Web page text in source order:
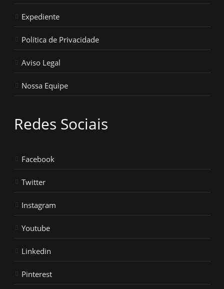
Expediente
Política de Privacidade
Aviso Legal
Nossa Equipe
Redes Sociais
Facebook
Twitter
Instagram
Youtube
Linkedin
Pinterest